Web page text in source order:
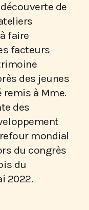
de
faire
facteurs
des jeunes
remis à Mme.
des
mondial
du congrès
du
2022.